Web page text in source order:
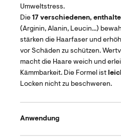
Umweltstress.
Die 17 verschiedenen,
(Arginin, Alanin, Leucin...)
stärken die Haarfaser und
vor Schäden zu schützen.
macht die Haare weich und
Kämmbarkeit. Die Formel ist
Locken nicht zu beschweren.
Anwendung